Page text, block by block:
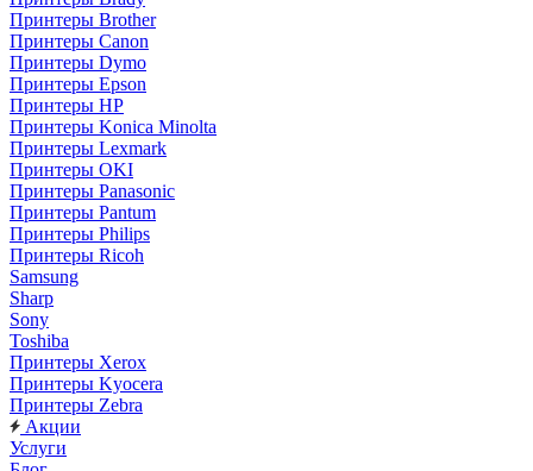
Принтеры Brother
Принтеры Canon
Принтеры Dymo
Принтеры Epson
Принтеры HP
Принтеры Konica Minolta
Принтеры Lexmark
Принтеры OKI
Принтеры Panasonic
Принтеры Pantum
Принтеры Philips
Принтеры Ricoh
Samsung
Sharp
Sony
Toshiba
Принтеры Xerox
Принтеры Kyocera
Принтеры Zebra
Акции
Услуги